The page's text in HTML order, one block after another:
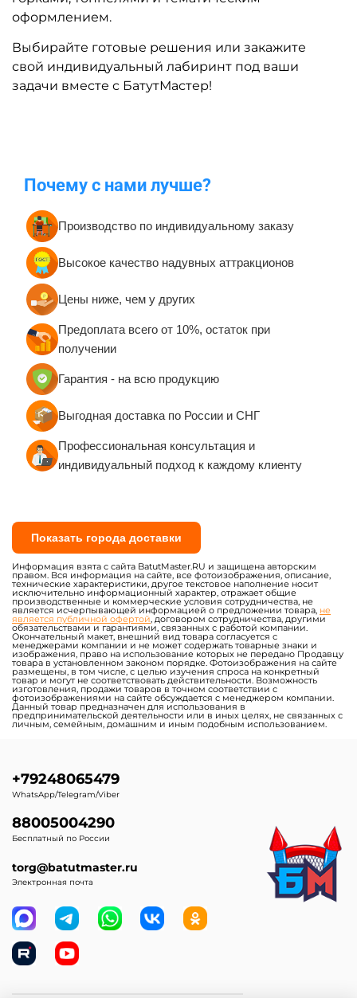
Большие игровые
лабиринты 50-100 кв.м.
Очень большие игровые
Игровые лабиринты с
Комплектующие игровых
лабиринтов
Верёвочные комплексы,
ульи
скалодромы, вулканы